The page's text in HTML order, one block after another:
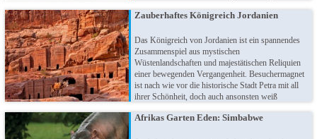
Schönheit! Entdecken Sie die Türkei doch mal
Zauberhaftes Königreich Jordanien
Das Königreich von Jordanien ist ein spannendes
Zusammenspiel aus mystischen
Wüstenlandschaften und majestätischen Reliquien
einer bewegenden Vergangenheit. Besuchermagnet
ist nach wie vor die historische Stadt Petra mit all
ihrer Schönheit, doch auch ansonsten weiß
begeistern. Lauschen Sie z.B. der Stille von Wadi
Afrikas Garten Eden: Simbabwe